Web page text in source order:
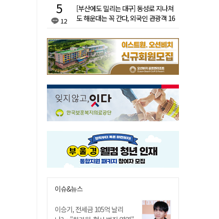
12
[부산에도 밀리는 대구] 동성로 지나쳐
도 해운대는 꼭 간다, 외국인 관광객 16
이슈&뉴스
이승기, 전세금 105억 날리